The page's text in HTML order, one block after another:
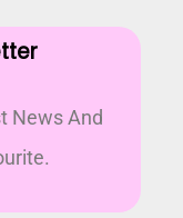
News And